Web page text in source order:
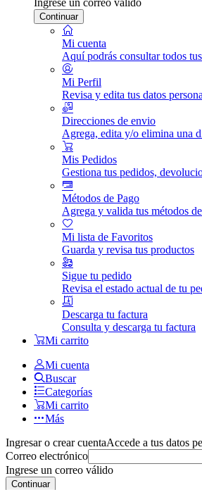
Continuar
Mi cuenta
Aquí podrás consultar todos
Mi Perfil
Revisa y edita tus datos
Direcciones de envio
Agrega, edita y/o elimina una
Mis Pedidos
Gestiona tus pedidos,
Métodos de Pago
Agrega y valida tus métodos
Mi lista de Favoritos
Guarda y revisa tus productos
Sigue tu pedido
Revisa el estado actual de tu
Descarga tu factura
Consulta y descarga tu factura
Mi carrito
Mi cuenta
Buscar
Categorías
Mi carrito
Más
Ingresar o crear cuentaAccede a tus datos
Correo electrónico
Ingrese un correo válido
Continuar